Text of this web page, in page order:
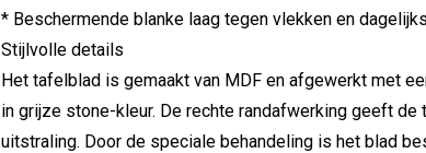
* Beschermende blanke laag tegen vlekken en
Stijlvolle details
Het tafelblad is gemaakt van MDF en afgewerkt met
in grijze stone-kleur. De rechte randafwerking geeft de
uitstraling. Door de speciale behandeling is het blad